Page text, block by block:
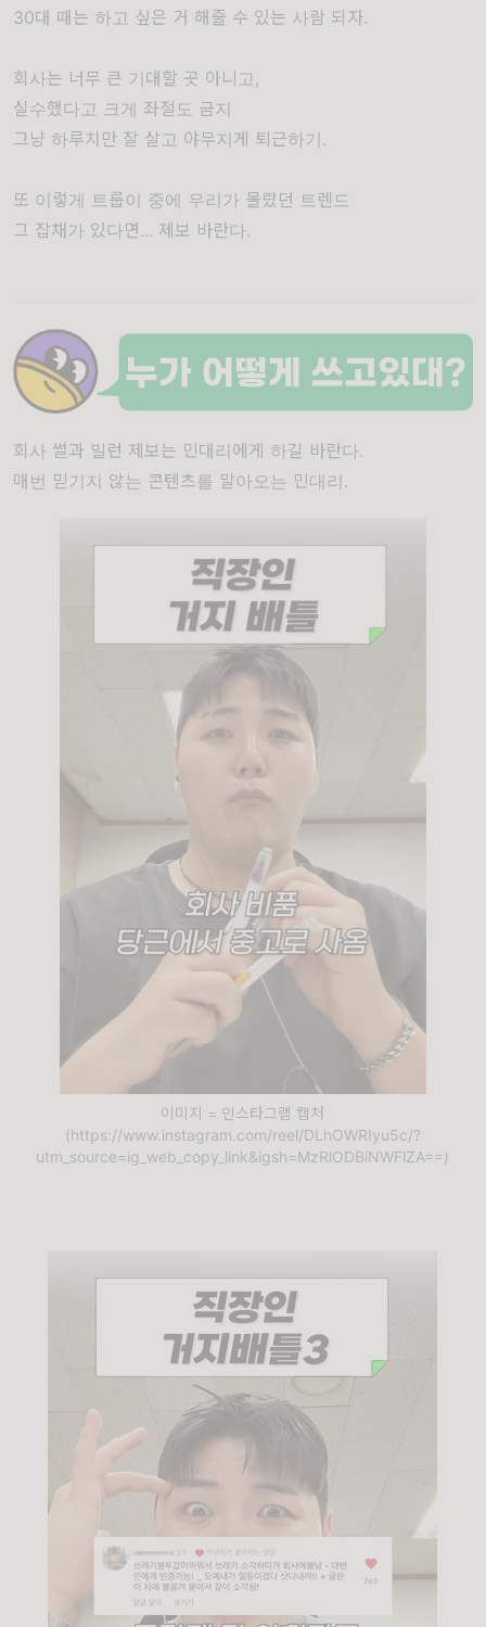
30대 때는 하고 싶은 거 해줄 수 있는 사람 되자.
회사는 너무 큰 기대할 곳 아니고,
실수했다고 크게 좌절도 금지
그냥 하루치만 잘 살고 야무지게 퇴근하기.
또 이렇게 트룹이 중에 우리가 몰랐던 트렌드
그 잡채가 있다면... 제보 바란다.
회사 썰과 빌런 제보는 민대리에게 하길 바란다.
매번 믿기지 않는 콘텐츠를 말아오는 민대리.
이미지 = 인스타그램 캡처
(https://www.instagram.com/reel/DLhOWRIyu5c/?
utm_source=ig_web_copy_link&igsh=MzRlODBiNWFlZA==)